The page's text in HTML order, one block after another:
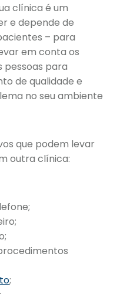
clínica é um
e depende de
– para
em conta os
pessoas para
de qualidade e
no seu ambiente
que podem levar
outra clínica:
;